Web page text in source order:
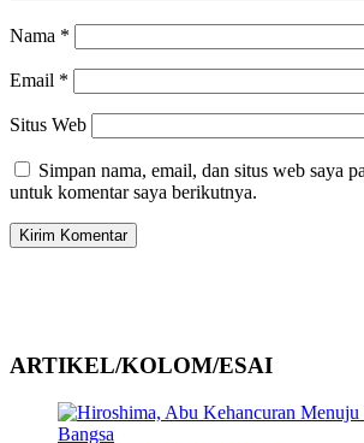
Nama *
Email *
Situs Web
Simpan nama, email, dan situs web saya
untuk komentar saya berikutnya.
ARTIKEL/KOLOM/ESAI